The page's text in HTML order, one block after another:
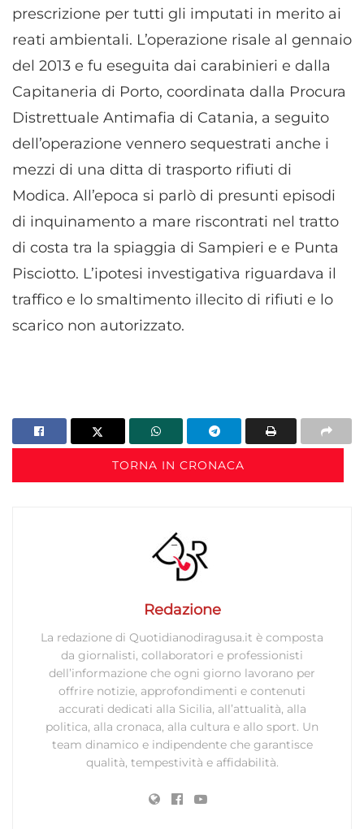
prescrizione per tutti gli imputati in merito ai
reati ambientali. L’operazione risale al gennaio
del 2013 e fu eseguita dai carabinieri e dalla
Capitaneria di Porto, coordinata dalla Procura
Distrettuale Antimafia di Catania, a seguito
dell’operazione vennero sequestrati anche i
mezzi di una ditta di trasporto rifiuti di
Modica. All’epoca si parlò di presunti episodi
di inquinamento a mare riscontrati nel tratto
di costa tra la spiaggia di Sampieri e e Punta
Pisciotto. L’ipotesi investigativa riguardava il
traffico e lo smaltimento illecito di rifiuti e lo
scarico non autorizzato.
TORNA IN CRONACA
Redazione
La redazione di Quotidianodiragusa.it è composta
da giornalisti, collaboratori e professionisti
dell’informazione che ogni giorno lavorano per
offrire notizie, approfondimenti e contenuti
accurati dedicati alla Sicilia, all’attualità, alla
politica, alla cronaca, alla cultura e allo sport. Un
team dinamico e indipendente che garantisce
qualità, tempestività e affidabilità.